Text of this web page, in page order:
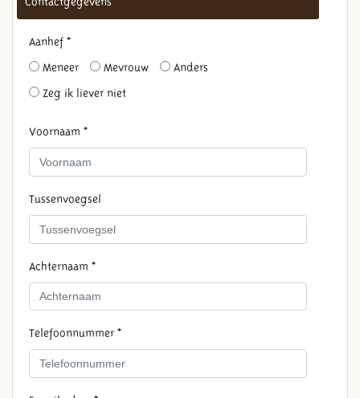
VRAAG EEN OFFERTE AAN
Aanhef *
Meneer
Mevrouw
Anders
Zeg ik liever niet
Voornaam *
Tussenvoegsel
Achternaam *
Telefoonnummer *